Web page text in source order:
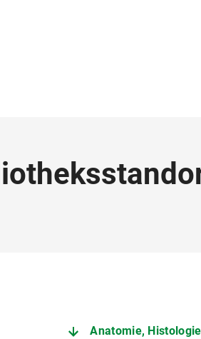
Anatomie,